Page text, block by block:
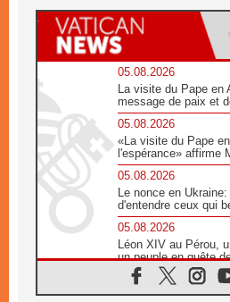
05.08.2026
La visite du Pape en
message de paix et
05.08.2026
«La visite du Pape
l'espérance» affirme
05.08.2026
Le nonce en
d'entendre ceux qui
05.08.2026
Léon XIV au Pérou,
un peuple en quête
05.08.2026
SCEAM: L'Église en